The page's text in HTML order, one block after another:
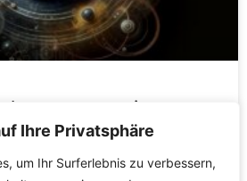
Ihre Privatsphäre
um Ihr Surferlebnis zu verbessern,
in
Geräten und